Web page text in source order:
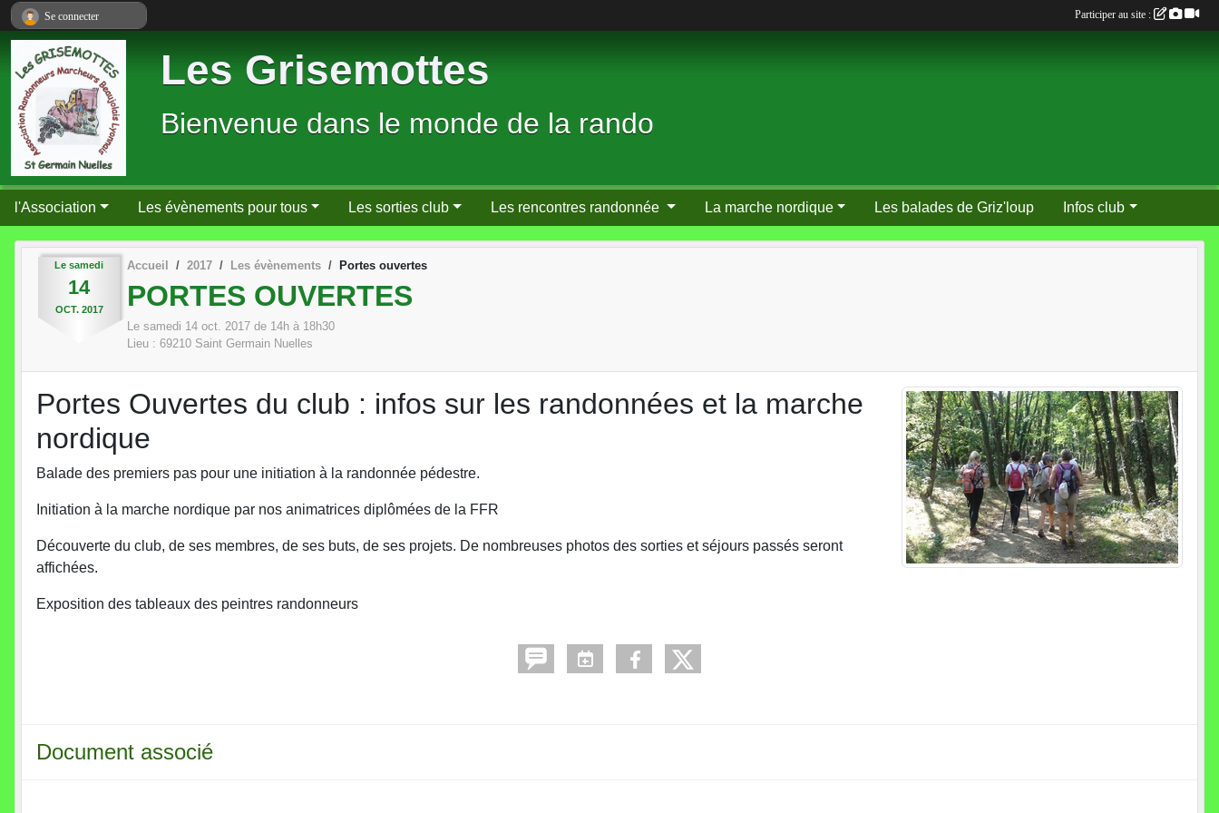
Les Grisemottes
Bienvenue dans le monde de la rando
l'Association Les évènements pour tous Les sorties club Les rencontres randonnée La marche nordique Les balades de Griz'loup Infos club
Le samedi
14
OCT. 2017
Accueil 2017 Les évènements Portes ouvertes
PORTES OUVERTES
Le samedi 14 oct. 2017 de 14h à 18h30
Lieu : 69210 Saint Germain Nuelles
Portes Ouvertes du club : infos sur les randonnées et la marche
nordique
Balade des premiers pas pour une initiation à la randonnée pédestre.
Initiation à la marche nordique par nos animatrices diplômées de la FFR
Découverte du club, de ses membres, de ses buts, de ses projets. De nombreuses photos des sorties et séjours passés seront
affichées.
Exposition des tableaux des peintres randonneurs
Document associé
Se connecter Participer au site :
Panneau de gestion des cookies